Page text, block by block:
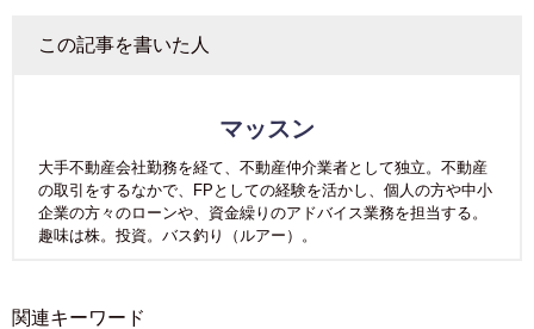
この記事を書いた人
マッスン
大手不動産会社勤務を経て、不動産仲介業者として独立。不動産
の取引をするなかで、FPとしての経験を活かし、個人の方や中小
企業の方々のローンや、資金繰りのアドバイス業務を担当する。
趣味は株。投資。バス釣り（ルアー）。
関連キーワード